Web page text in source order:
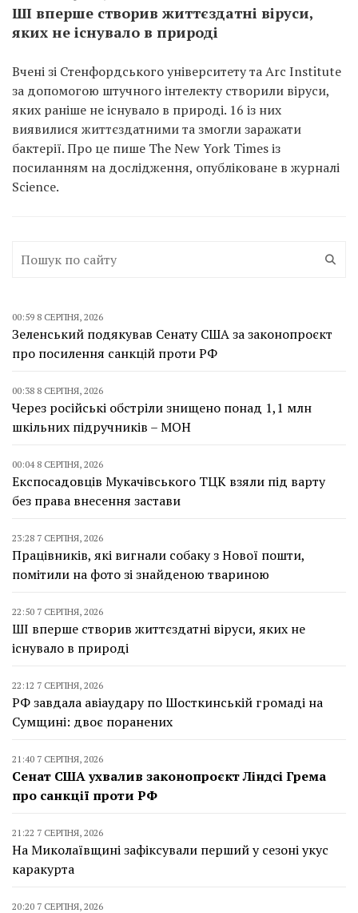
ШІ вперше створив життєздатні віруси,
яких не існувало в природі
Вчені зі Стенфордського університету та Arc Institute
за допомогою штучного інтелекту створили віруси,
яких раніше не існувало в природі. 16 із них
виявилися життєздатними та змогли заражати
бактерії. Про це пише The New York Times із
посиланням на дослідження, опубліковане в журналі
Science.
00:59 8 СЕРПНЯ, 2026
Зеленський подякував Сенату США за законопроєкт
про посилення санкцій проти РФ
00:38 8 СЕРПНЯ, 2026
Через російські обстріли знищено понад 1,1 млн
шкільних підручників – МОН
00:04 8 СЕРПНЯ, 2026
Експосадовців Мукачівського ТЦК взяли під варту
без права внесення застави
23:28 7 СЕРПНЯ, 2026
Працівників, які вигнали собаку з Нової пошти,
помітили на фото зі знайденою твариною
22:50 7 СЕРПНЯ, 2026
ШІ вперше створив життєздатні віруси, яких не
існувало в природі
22:12 7 СЕРПНЯ, 2026
РФ завдала авіаудару по Шосткинській громаді на
Сумщині: двоє поранених
21:40 7 СЕРПНЯ, 2026
Сенат США ухвалив законопроєкт Ліндсі Грема
про санкції проти РФ
21:22 7 СЕРПНЯ, 2026
На Миколаївщині зафіксували перший у сезоні укус
каракурта
20:20 7 СЕРПНЯ, 2026